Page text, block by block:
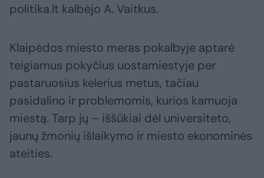
politika.lt kalbėjo A. Vaitkus.
Klaipėdos miesto meras pokalbyje aptarė
teigiamus pokyčius uostamiestyje per
pastaruosius kelerius metus, tačiau
pasidalino ir problemomis, kurios kamuoja
miestą. Tarp jų – iššūkiai dėl universiteto,
jaunų žmonių išlaikymo ir miesto ekonominės
ateities.